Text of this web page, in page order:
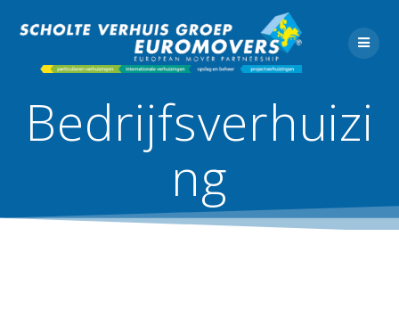
naar
de
inhoud
Bedrijfsverhuizi
ng